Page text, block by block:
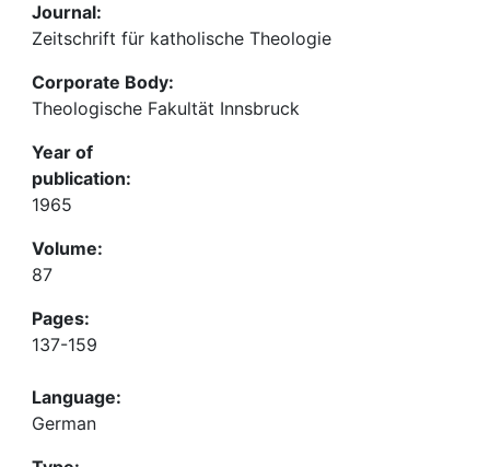
Journal:
Zeitschrift für katholische Theologie
Corporate Body:
Theologische Fakultät Innsbruck
Year of
publication:
1965
Volume:
87
Pages:
137-159
Language:
German